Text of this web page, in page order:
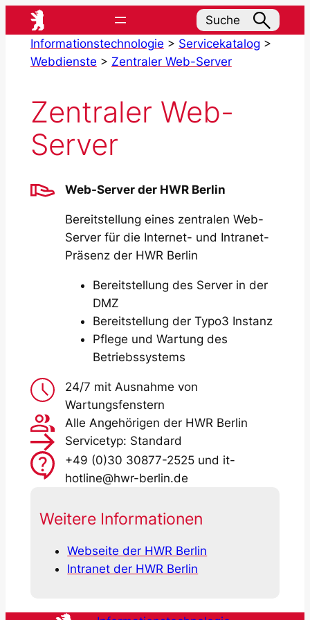
Inhalt
springen
Suche
Informationstechnologie > Servicekatalog >
Webdienste > Zentraler Web-Server
Zentraler Web-
Server
Web-Server der HWR Berlin
Bereitstellung eines zentralen Web-
Server für die Internet- und Intranet-
Präsenz der HWR Berlin
Bereitstellung des Server in der
DMZ
Bereitstellung der Typo3 Instanz
Pflege und Wartung des
Betriebssystems
24/7 mit Ausnahme von
Wartungsfenstern
Alle Angehörigen der HWR Berlin
Servicetyp: Standard
+49 (0)30 30877-2525 und it-
hotline@hwr-berlin.de
Weitere Informationen
Webseite der HWR Berlin
Intranet der HWR Berlin